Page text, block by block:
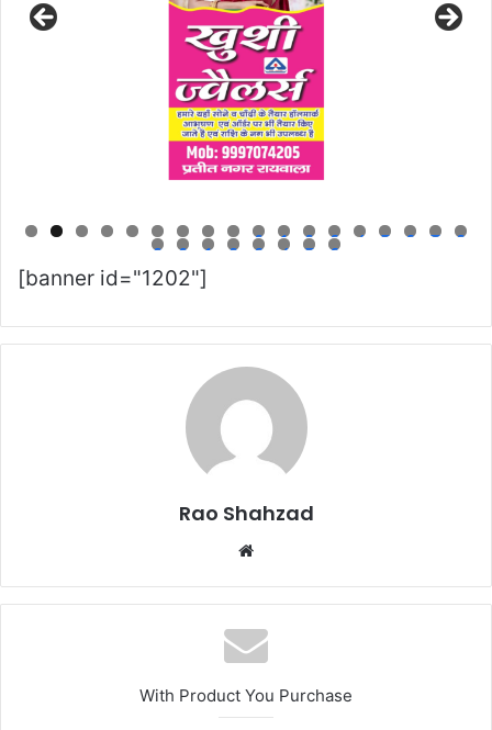
0 1 2 3 4 5 6 7 8
9 0 1 2 3 4 5 6
[banner id="1202"]
Rao Shahzad
Website
With Product You Purchase